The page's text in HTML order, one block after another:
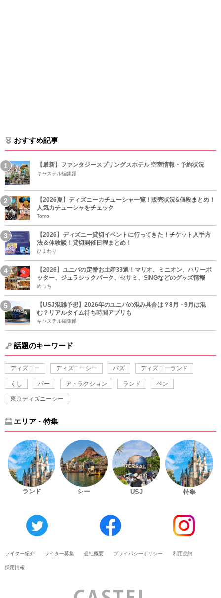
おすすめ記事
【最新】ファンタジースプリングスホテル 空室情報・予約状況
キャステル編集部
【2026夏】ディズニーカチューシャ一覧！販売状況&値段まとめ！
人気カチューシャをチェック
Tomo
【2026】ディズニー貸切イベントに行ってきた！チケット入手方
法＆体験談！貸切開催日程まとめ！
ひまわり
【2026】ユニバの定番お土産33選！マリオ、ミニオン、ハリーポ
ッター、ジュラシックパーク、セサミ、SINGなどのグッズ情報
めっち
【USJ混雑予想】2026年のユニバの混み具合は？8月・9月は混
む？リアルタイム待ち時間アプリも
キャステル編集部
話題のキーワード
ディズニー ディズニーシー バズ ディズニーランド
くし バー アトラクション ランド ペン
東京ディズニーシー
エリア・特集
ランド シー USJ 特集
ライター紹介 ライター募集 会社概要 プライバシーポリシー 利用規約
採用情報